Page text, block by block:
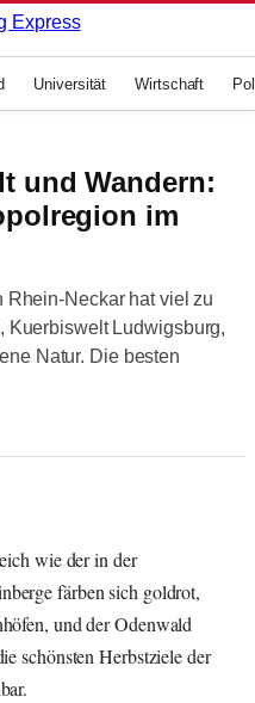
Universität Wirtschaft
und Wandern:
im
Rhein-Neckar hat viel zu
Kuerbiswelt Ludwigsburg,
Natur. Die besten
wie der in der
färben sich goldrot,
und der Odenwald
schönsten Herbstziele der